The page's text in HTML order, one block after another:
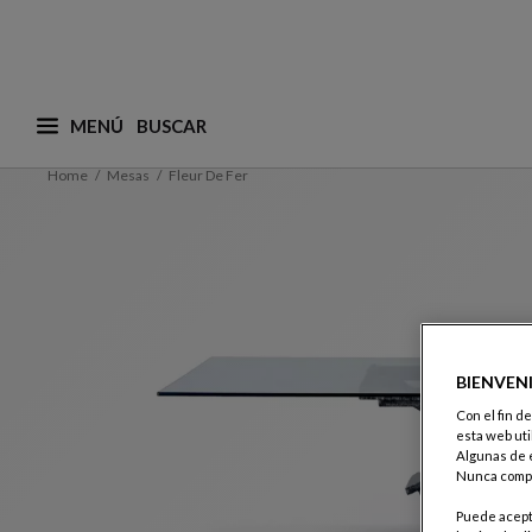
MENÚ
¿Qué está buscando? (adaptamos las
Home Mesas Fleur De Fer
Con el fin
esta web
Algunas de
Nunca
Puede